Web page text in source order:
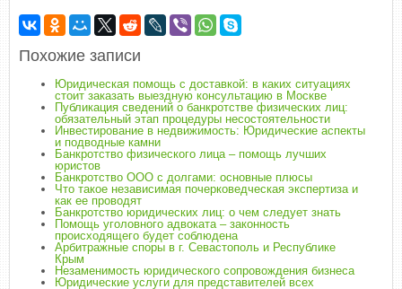
Похожие записи
Юридическая помощь с доставкой: в каких ситуациях
стоит заказать выездную консультацию в Москве
Публикация сведений о банкротстве физических лиц:
обязательный этап процедуры несостоятельности
Инвестирование в недвижимость: Юридические аспекты
и подводные камни
Банкротство физического лица – помощь лучших
юристов
Банкротство ООО с долгами: основные плюсы
Что такое независимая почерковедческая экспертиза и
как ее проводят
Банкротство юридических лиц: о чем следует знать
Помощь уголовного адвоката – законность
происходящего будет соблюдена
Арбитражные споры в г. Севастополь и Республике
Крым
Незаменимость юридического сопровождения бизнеса
Юридические услуги для представителей всех